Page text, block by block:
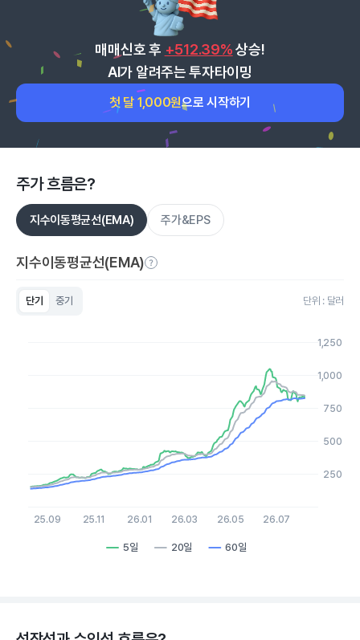
매매신호 후 +512.39% 상승!
AI가 알려주는 투자타이밍
첫 달 1,000원으로 시작하기
주가 흐름은?
지수이동평균선(EMA) 주가&EPS
지수이동평균선(EMA)
단기 중기 단위 : 달러
The chart has 1 X axis displaying Time. Data ranges from
The chart has 1 Y axis displaying values. Data ranges from
5일 20일 60일
25.09 25.11 26.01 26.03 26.05 26.07
250
500
750
1,000
1,250